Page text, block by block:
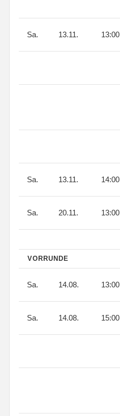
Sa. 13.11. 13:00
Sa. 13.11. 14:00
Sa. 20.11. 13:00
VORRUNDE
Sa. 14.08. 13:00
Sa. 14.08. 15:00